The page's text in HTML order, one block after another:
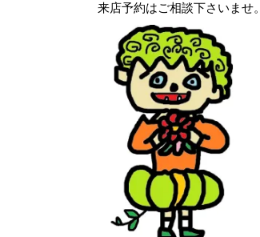
来店予約はご相談下さいませ。